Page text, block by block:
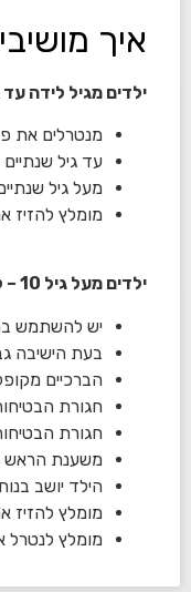
איך
ילדים מגיל לידה עד גיל 10 – עם מושב
מנטרלים את
עד גיל שנתיים
מעל גיל
מומלץ
ילדים מעל גיל 10 – ללא מושב בטיחות:
יש להשתמש
בעת הישיבה
הברכיים
חגורת
חגורת
משענת הראש
הילד יושב
מומלץ
מומלץ לנטרל